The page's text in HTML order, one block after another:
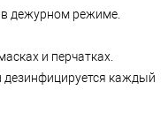
дежурном режиме.
и перчатках.
дезинфицируется каждый